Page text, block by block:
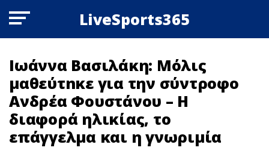
LiveSports365
Ιωάννα Βασιλάκη: Μόλις
μαθεύτnκε για την σύντροφο
Ανδρέα Φουστάνου – Η
διαφορά ηλικίας, το
επάγγελμα και η γνωριμία